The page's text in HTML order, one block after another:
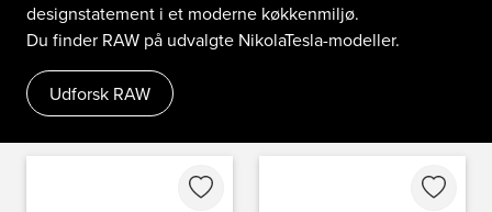
designstatement i et moderne køkkenmiljø.
Du finder RAW på udvalgte NikolaTesla-modeller.
Udforsk RAW